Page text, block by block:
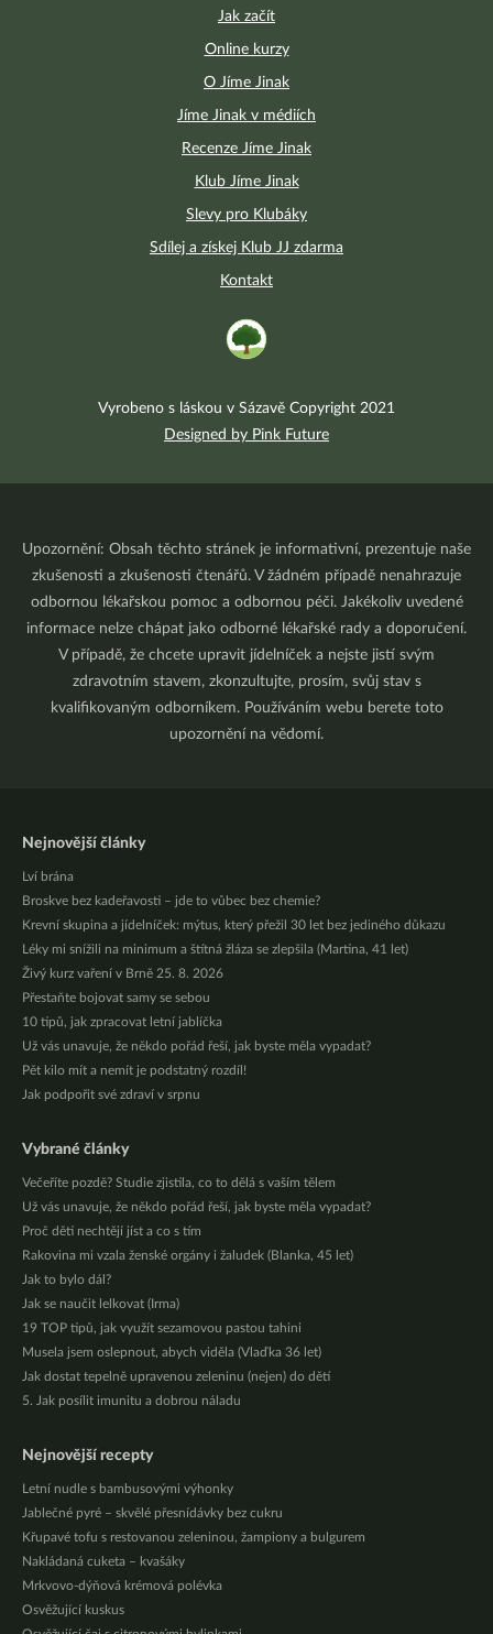
Jak začít
Online kurzy
O Jíme Jinak
Jíme Jinak v médiích
Recenze Jíme Jinak
Klub Jíme Jinak
Slevy pro Klubáky
Sdílej a získej Klub JJ zdarma
Kontakt
Vyrobeno s láskou v Sázavě Copyright 2021
Designed by Pink Future
Upozornění: Obsah těchto stránek je informativní, prezentuje naše
zkušenosti a zkušenosti čtenářů. V žádném případě nenahrazuje
odbornou lékařskou pomoc a odbornou péči. Jakékoliv uvedené
informace nelze chápat jako odborné lékařské rady a doporučení.
V případě, že chcete upravit jídelníček a nejste jistí svým
zdravotním stavem, zkonzultujte, prosím, svůj stav s
kvalifikovaným odborníkem. Používáním webu berete toto
upozornění na vědomí.
Nejnovější články
Lví brána
Broskve bez kadeřavosti – jde to vůbec bez chemie?
Krevní skupina a jídelníček: mýtus, který přežil 30 let bez jediného důkazu
Léky mi snížili na minimum a štítná žláza se zlepšila (Martina, 41 let)
Živý kurz vaření v Brně 25. 8. 2026
Přestaňte bojovat samy se sebou
10 tipů, jak zpracovat letní jablíčka
Už vás unavuje, že někdo pořád řeší, jak byste měla vypadat?
Pět kilo mít a nemít je podstatný rozdíl!
Jak podpořit své zdraví v srpnu
Vybrané články
Večeříte pozdě? Studie zjistila, co to dělá s vaším tělem
Už vás unavuje, že někdo pořád řeší, jak byste měla vypadat?
Proč děti nechtějí jíst a co s tím
Rakovina mi vzala ženské orgány i žaludek (Blanka, 45 let)
Jak to bylo dál?
Jak se naučit lelkovat (Irma)
19 TOP tipů, jak využít sezamovou pastou tahini
Musela jsem oslepnout, abych viděla (Vlaďka 36 let)
Jak dostat tepelně upravenou zeleninu (nejen) do dětí
5. Jak posílit imunitu a dobrou náladu
Nejnovější recepty
Letní nudle s bambusovými výhonky
Jablečné pyré – skvělé přesnídávky bez cukru
Křupavé tofu s restovanou zeleninou, žampiony a bulgurem
Nakládaná cuketa – kvašáky
Mrkvovo-dýňová krémová polévka
Osvěžující kuskus